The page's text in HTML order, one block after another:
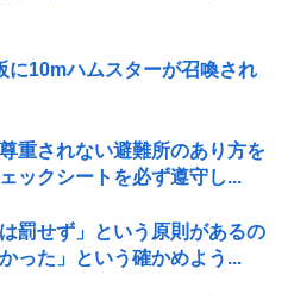
に10mハムスターが召喚され
重されない避難所のあり方を
ックシートを必ず遵守し...
罰せず」という原則があるの
った」という確かめよう...